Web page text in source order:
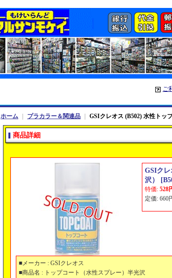
ご
ホーム プラカラー＆関連品 GSIクレオス (B502) 水性トッ
商品詳細
GSIク
沢）
[
特価: 528
定価: 660
■メーカー : GSIクレオス
■商品名 : トップコート（水性スプレー）半光沢